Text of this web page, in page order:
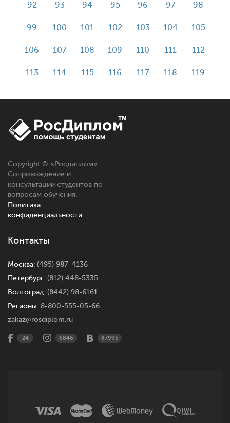
92 93 94 95 96 97 98
99 100 101 102 103 104 105
106 107 108 109 110 111 112
113 114 115 116 117 118 119
Copyright © « Росдиплом»
Сопровождение и
консультации студентов по
вопросам обучения.
Политика
конфиденциальности.
Контакты
Москва: (495) 987-4136
Петербург: (812) 448-5335
Волгоград: (8442) 98-6161
Регионы: 8-800-555-05-66
zakaz@rosdiplom.ru
24 6846 87995